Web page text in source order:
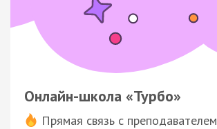
Онлайн-школа «Турбо»
Прямая связь с преподавателем